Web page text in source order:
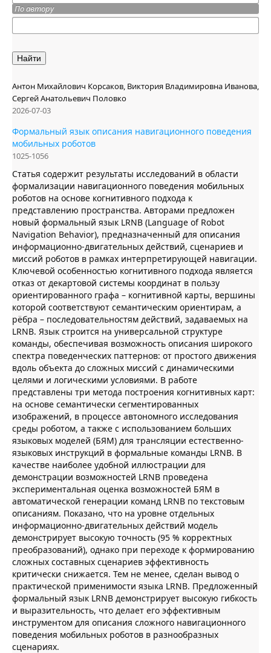
По автору
Найти
Антон Михайлович Корсаков, Виктория Владимировна Иванова,
Сергей Анатольевич Половко
2026-07-03
Формальный язык описания навигационного поведения
мобильных роботов
1025-1056
Статья содержит результаты исследований в области
формализации навигационного поведения мобильных
роботов на основе когнитивного подхода к
представлению пространства. Авторами предложен
новый формальный язык LRNB (Language of Robot
Navigation Behavior), предназначенный для описания
информационно-двигательных действий, сценариев и
миссий роботов в рамках интерпретирующей навигации.
Ключевой особенностью когнитивного подхода является
отказ от декартовой системы координат в пользу
ориентированного графа – когнитивной карты, вершины
которой соответствуют семантическим ориентирам, а
рёбра – последовательностям действий, задаваемых на
LRNB. Язык строится на универсальной структуре
команды, обеспечивая возможность описания широкого
спектра поведенческих паттернов: от простого движения
вдоль объекта до сложных миссий с динамическими
целями и логическими условиями. В работе
представлены три метода построения когнитивных карт:
на основе семантически сегментированных
изображений, в процессе автономного исследования
среды роботом, а также с использованием больших
языковых моделей (БЯМ) для трансляции естественно-
языковых инструкций в формальные команды LRNB. В
качестве наиболее удобной иллюстрации для
демонстрации возможностей LRNB проведена
экспериментальная оценка возможностей БЯМ в
автоматической генерации команд LRNB по текстовым
описаниям. Показано, что на уровне отдельных
информационно-двигательных действий модель
демонстрирует высокую точность (95 % корректных
преобразований), однако при переходе к формированию
сложных составных сценариев эффективность
критически снижается. Тем не менее, сделан вывод о
практической применимости языка LRNB. Предложенный
формальный язык LRNB демонстрирует высокую гибкость
и выразительность, что делает его эффективным
инструментом для описания сложного навигационного
поведения мобильных роботов в разнообразных
сценариях.